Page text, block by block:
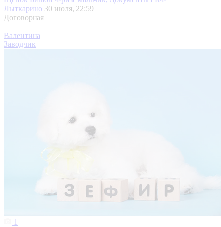
Лыткарино 30 июля, 22:59
Договорная
Валентина
Заводчик
1